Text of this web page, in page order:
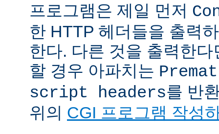
프로그램은 제일 먼저
한 HTTP 헤더들을 출력
한다. 다른 것을 출력한
할 경우 아파치는
script headers를 반
위의 CGI 프로그램 작성